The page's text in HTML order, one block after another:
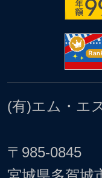
(有)エム・エ
〒985-0845